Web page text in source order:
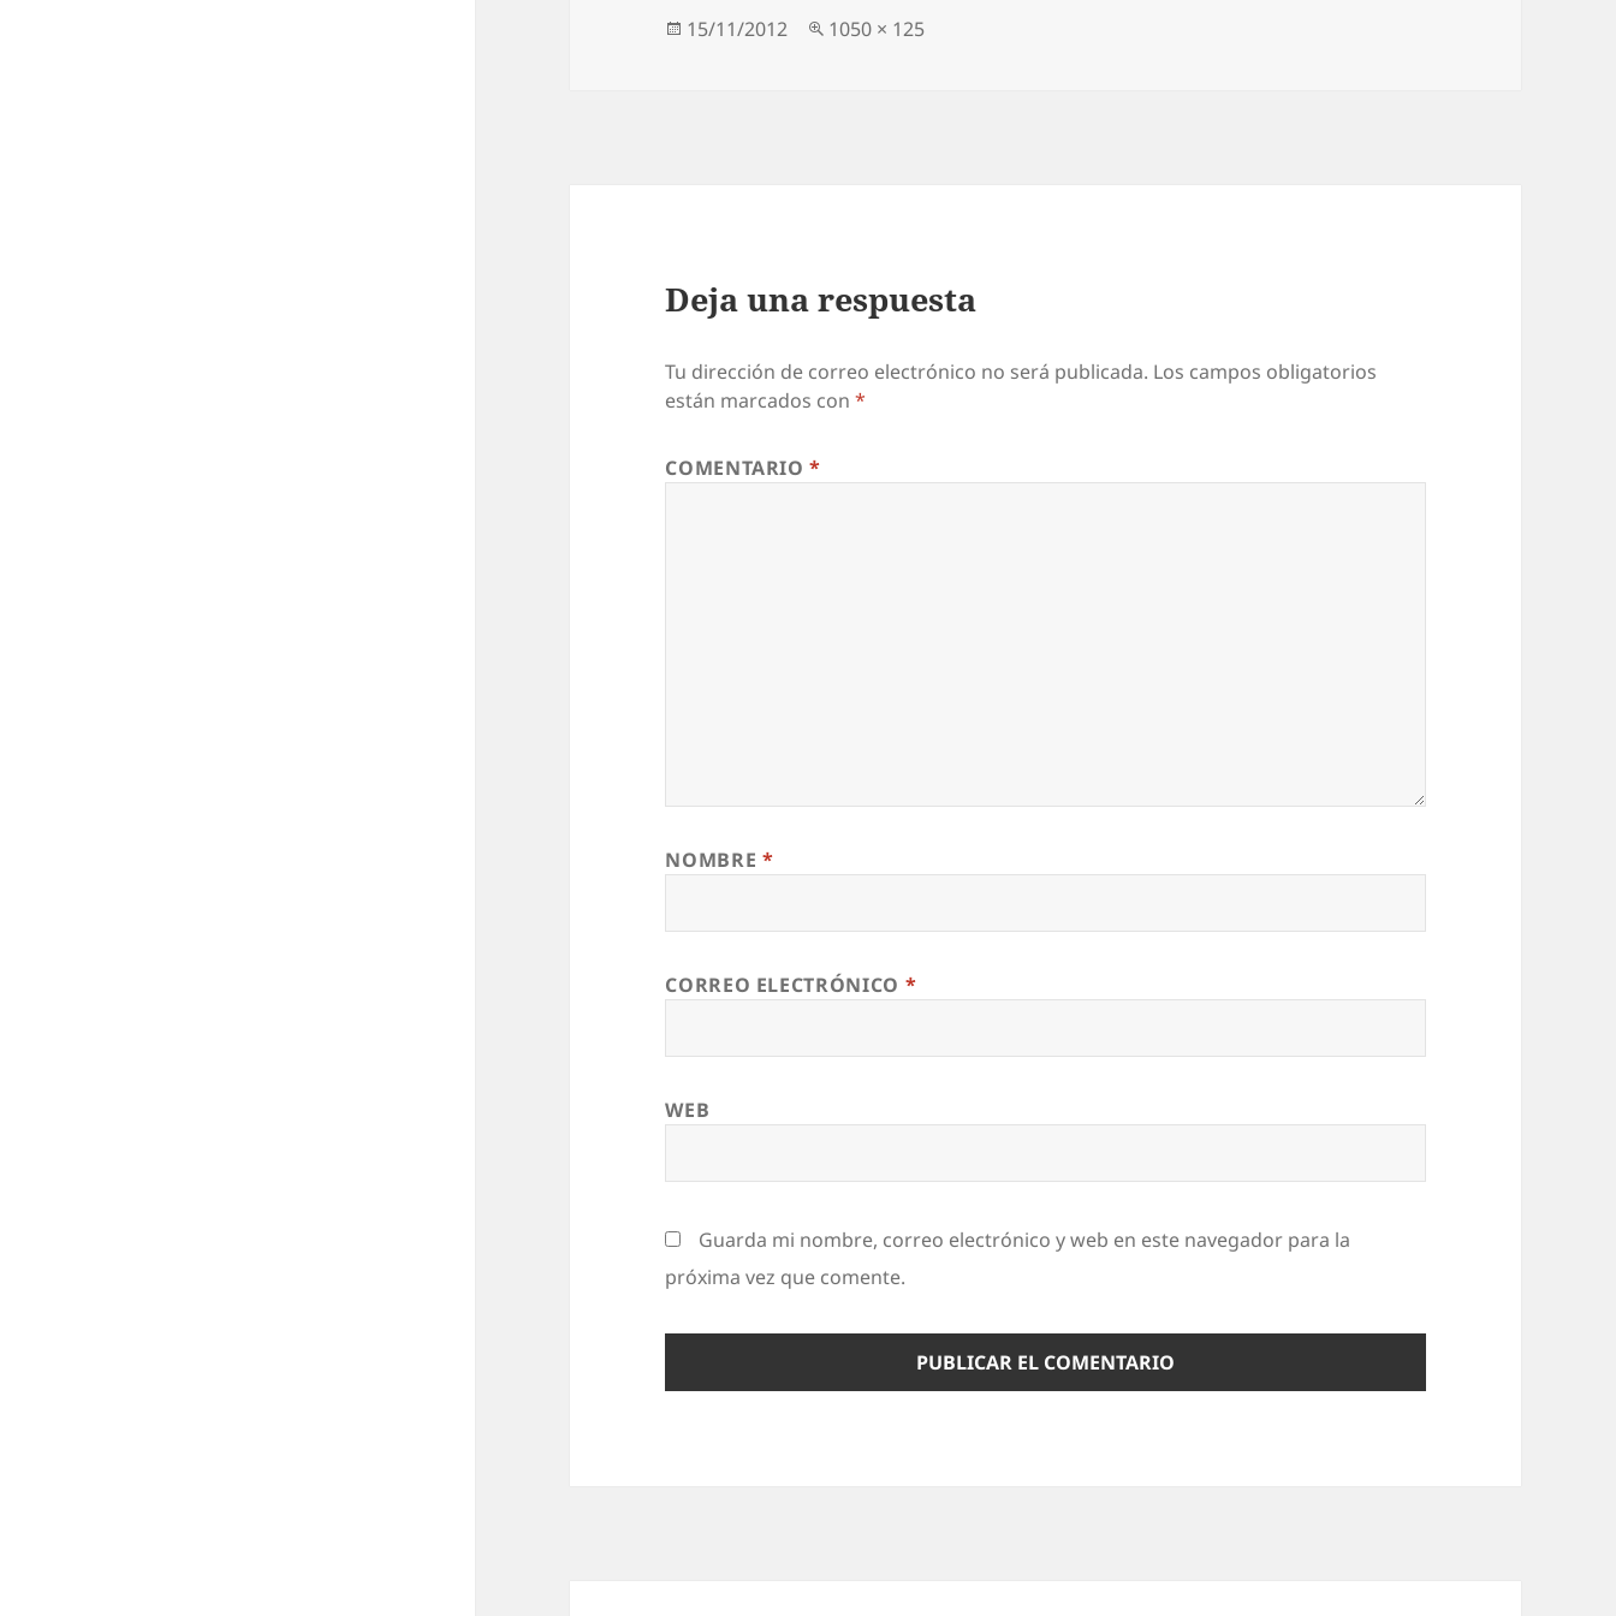
Publicado
15/11/2012
Tamaño
1050 × 125
Deja una respuesta
Tu dirección de correo electrónico no será publicada. Los campos obligatorios
están marcados con*
COMENTARIO*
NOMBRE *
CORREO ELECTRÓNICO *
WEB
Guarda mi nombre, correo electrónico y web en este navegador para la
próxima vez que comente.